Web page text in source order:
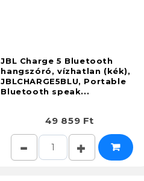
JBL Charge 5 Bluetooth
hangszóró, vízhatlan (kék),
JBLCHARGE5BLU, Portable
Bluetooth speak...
49 859 Ft